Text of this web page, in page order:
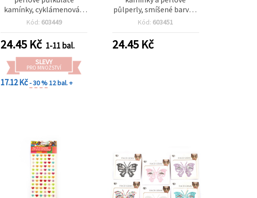
kamínky, cyklámenová -
159 ks
Kód: 603449
24.45 Kč 1-11 bal.
SLEVY
PRO MNOŽSTVÍ
17.12 Kč- 30 %12 bal. +
půlperly, smíšené barvy –
159 ks
Kód: 603451
24.45Kč